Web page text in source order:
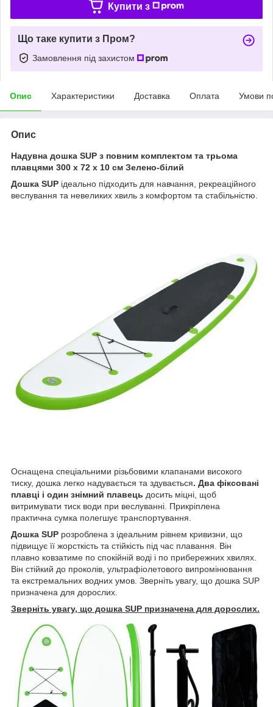
Купити з
Що таке купити з Пром?
Замовлення під захистом
Опис Характеристики Доставка Оплата Умови
Опис
Надувна дошка SUP з повним комплектом та трьома
плавцями 300 х 72 х 10 см Зелено-білий
Дошка SUP ідеально підходить для навчання, рекреаційного
веслування та невеликих хвиль з комфортом та стабільністю.
Оснащена спеціальними різьбовими клапанами високого
тиску, дошка легко надувається та здувається. Два фіксовані
плавці і один знімний плавець досить міцні, щоб
витримувати тиск води при веслуванні. Прикріплена
практична сумка полегшує транспортування.
Дошка SUP розроблена з ідеальним рівнем кривизни, що
підвищує її жорсткість та стійкість під час плавання. Він
плавно ковзатиме по спокійній воді і по прибережних хвилях.
Він стійкий до проколів, ультрафіолетового випромінювання
та екстремальних водних умов. Зверніть увагу, що дошка SUP
призначена для дорослих.
Зверніть увагу, що дошка SUP призначена для дорослих.